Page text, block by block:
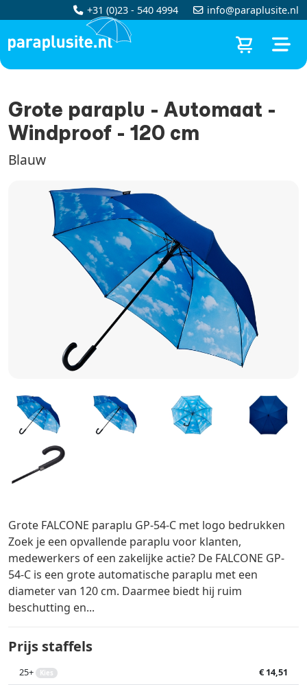
+31 (0)23 - 540 4994 info@paraplusite.nl
Grote paraplu - Automaat -
Windproof - 120 cm
Blauw
Grote FALCONE paraplu GP-54-C met logo bedrukken
Zoek je een opvallende paraplu voor klanten,
medewerkers of een zakelijke actie? De FALCONE GP-
54-C is een grote automatische paraplu met een
diameter van 120 cm. Daarmee biedt hij ruim
beschutting en...
Prijs staffels
€ 14,51
25+ Kies